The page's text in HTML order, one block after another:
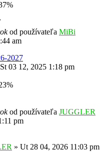
od používateľa MiBi
am
2027
St 03 12, 2025 1:18 pm
od používateľa JUGGLER
pm
» Ut 28 04, 2026 11:03 pm